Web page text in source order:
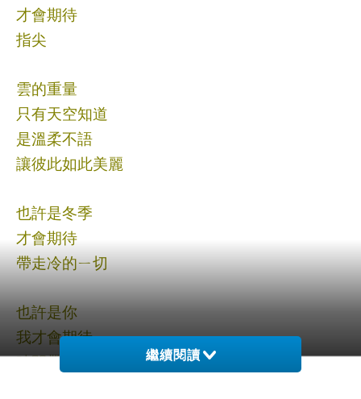
才會期待
指尖
雲的重量
只有天空知道
是溫柔不語
讓彼此如此美麗
也許是冬季
才會期待
帶走冷的ㄧ切
也許是你
我才會期待
時間帶來的一切
繼續閱讀